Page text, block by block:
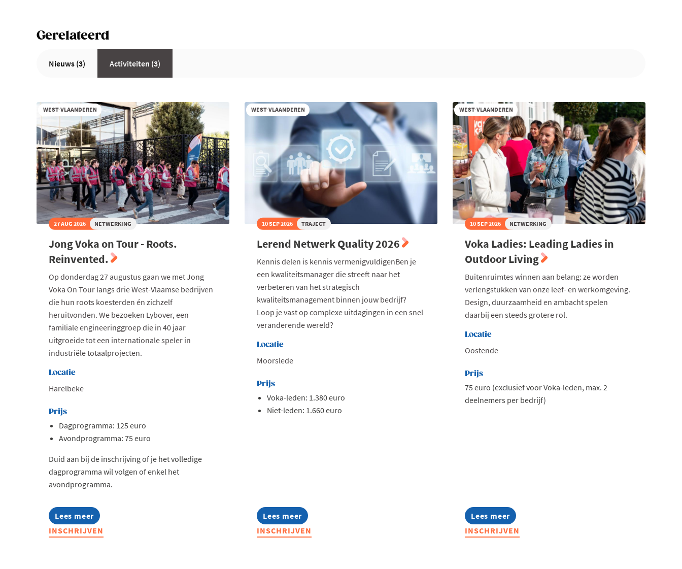
Gerelateerd
Nieuws (3) Activiteiten (3)
WEST-VLAANDEREN
27 AUG 2026 NETWERKING
Jong Voka on Tour - Roots.
Reinvented.
Op donderdag 27 augustus gaan we met Jong
Voka On Tour langs drie West-Vlaamse bedrijven
die hun roots koesterden én zichzelf
heruitvonden. We bezoeken Lybover, een
familiale engineeringgroep die in 40 jaar
uitgroeide tot een internationale speler in
industriële totaalprojecten.
Locatie
Harelbeke
Prijs
Dagprogramma: 125 euro
Avondprogramma: 75 euro
Duid aan bij de inschrijving of je het volledige
dagprogramma wil volgen of enkel het
avondprogramma.
Lees meer
about
Jong
Voka
INSCHRIJVEN
WEST-VLAANDEREN
10 SEP 2026 TRAJECT
Lerend Netwerk Quality 2026
Kennis delen is kennis vermenigvuldigenBen je
een kwaliteitsmanager die streeft naar het
verbeteren van het strategisch
kwaliteitsmanagement binnen jouw bedrijf?
Loop je vast op complexe uitdagingen in een snel
veranderende wereld?
Locatie
Moorslede
Prijs
Voka-leden: 1.380 euro
Niet-leden: 1.660 euro
Lees meer
about
Lerend
Netwerk
INSCHRIJVEN
WEST-VLAANDEREN
10 SEP 2026 NETWERKING
Voka Ladies: Leading Ladies in
Outdoor Living
Buitenruimtes winnen aan belang: ze worden
verlengstukken van onze leef- en werkomgeving.
Design, duurzaamheid en ambacht spelen
daarbij een steeds grotere rol.
Locatie
Oostende
Prijs
75 euro (exclusief voor Voka-leden, max. 2
deelnemers per bedrijf)
Lees meer
about
Voka
Ladies:
INSCHRIJVEN